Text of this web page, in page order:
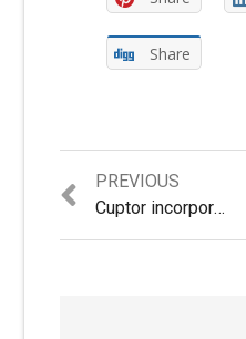
Share
PREVIOUS
Previous
post:
Cuptor incorporabil Star-Light BOS-609TDBL – Review si Pareri personale